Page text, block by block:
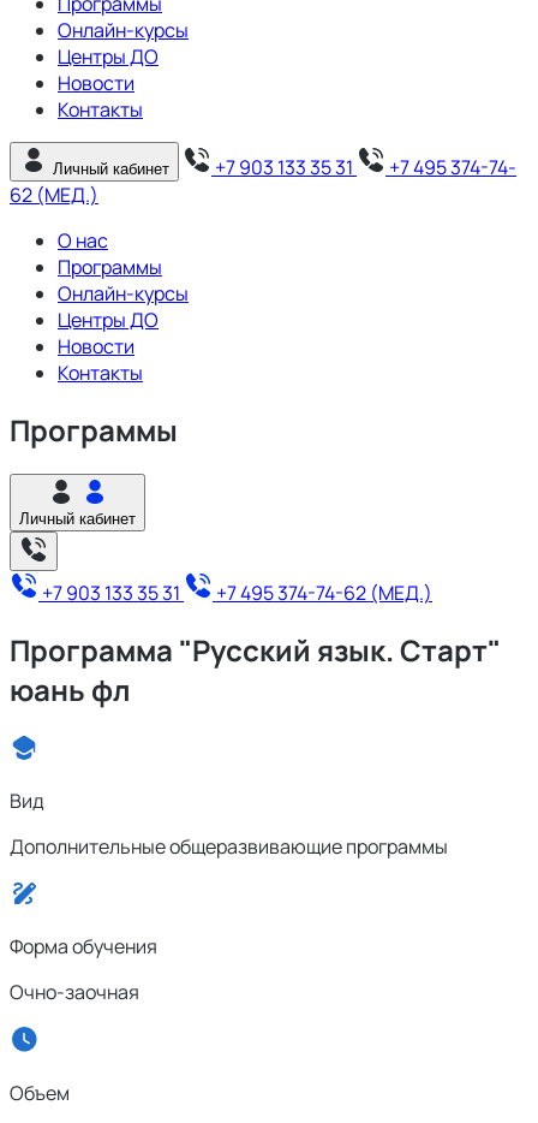
Онлайн-курсы
Центры ДО
Новости
Контакты
Личный кабинет +7 903 133 35 31
+7 495 374-74-
62 (МЕД.)
О нас
Программы
Онлайн-курсы
Центры ДО
Новости
Контакты
Программы
Личный кабинет
+7 903 133 35 31 +7 495 374-74-62 (МЕД.)
Программа "Русский язык. Старт"
юань фл
Вид
Дополнительные общеразвивающие программы
Форма обучения
Очно-заочная
Объем